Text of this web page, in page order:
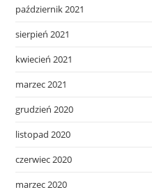
październik 2021
sierpień 2021
kwiecień 2021
marzec 2021
grudzień 2020
listopad 2020
czerwiec 2020
marzec 2020